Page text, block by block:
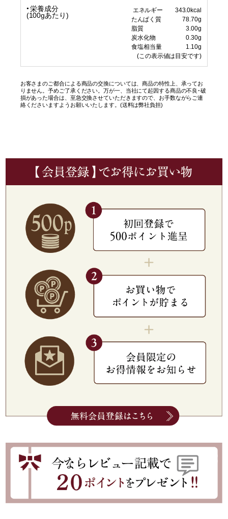
栄養成分
(100gあたり)
エネルギー 343.0kcal
たんぱく質 78.70g
脂質 3.00g
炭水化物 0.30g
食塩相当量 1.10g
(この表示値は目安です)
お客さまのご都合による商品の交換については、商品の特性上、承ってお
りません。予めご了承ください。万が一、当社にて起因する商品の不良･破
損があった場合は、至急交換させていただきますので、お手数ながらご連
絡くださいますようお願いいたします。(送料は弊社負担)